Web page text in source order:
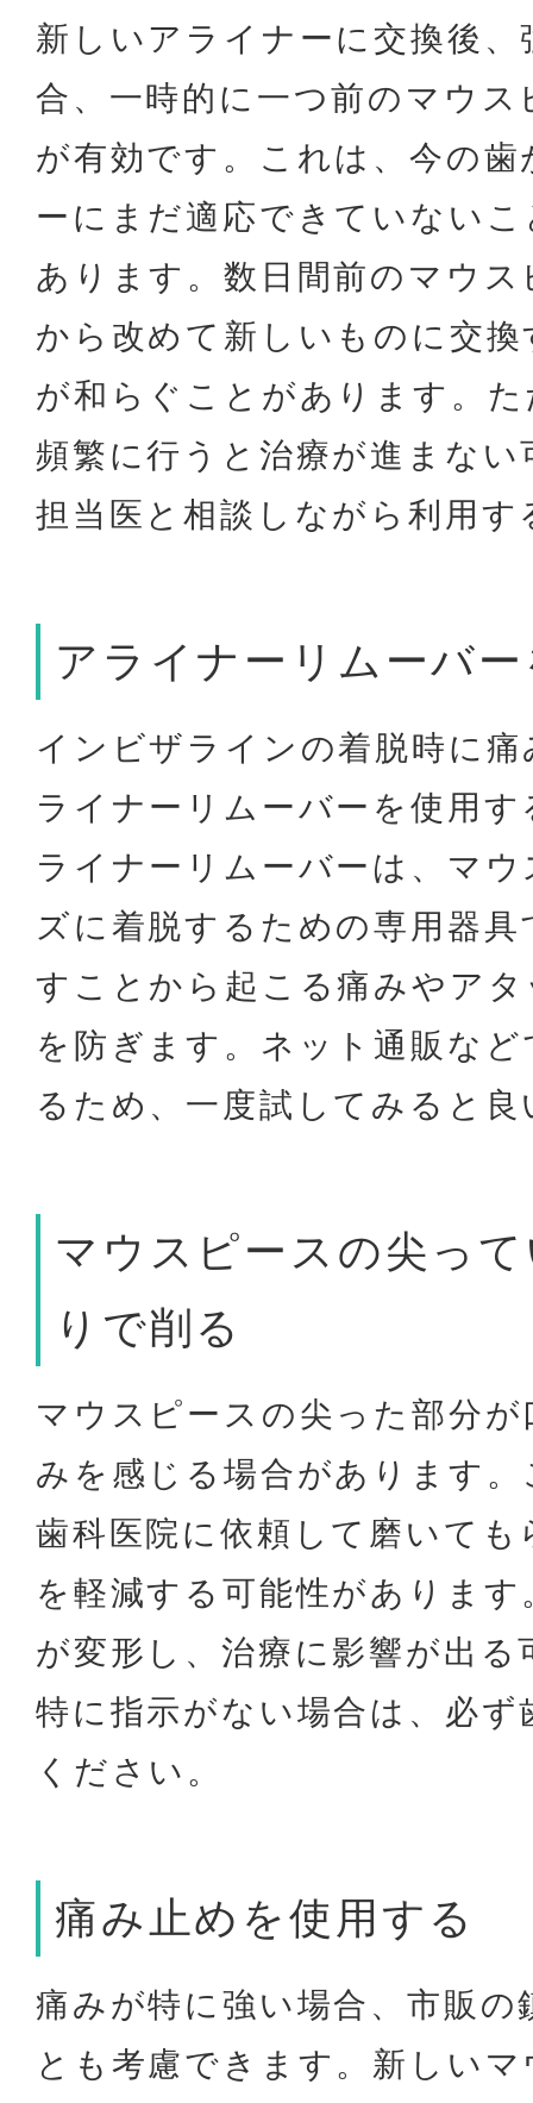
新しいアライナーに交換後
合、一時的に一つ前のマウ
が有効です。これは、今の
ーにまだ適応できていない
あります。数日間前のマウ
から改めて新しいものに交
が和らぐことがあります。
頻繁に行うと治療が進まな
担当医と相談しながら利用
アライナーリムーバ
インビザラインの着脱時に
ライナーリムーバーを使用
ライナーリムーバーは、マ
ズに着脱するための専用器
すことから起こる痛みやア
を防ぎます。ネット通販な
るため、一度試してみると
マウスピースの尖っ
りで削る
マウスピースの尖った部分
みを感じる場合があります
歯科医院に依頼して磨いて
を軽減する可能性がありま
が変形し、治療に影響が出
特に指示がない場合は、必ず
ください。
痛み止めを使用する
痛みが特に強い場合、市販の
とも考慮できます。新しい